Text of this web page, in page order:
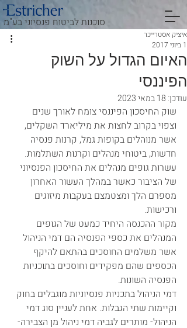
סוכנות לביטוח פנסיוני בע"מ
האיום הגדול על השוק
הפיננסי
איציק אסטרייכר
1 ביוני 2017
עודכן: 18 במאי 2023
שוק החיסכון הפיננסי צומח לאורך שנים
וצפוי בקרוב לחצות את מיליארד השקלים,
אשר מנוהלים בקופות גמל, קרנות פנסיה
חדשות, ביטוחי מנהלים וקרנות השתלמות.
עשרות גופים מנהלים את החיסכון הפנסיוני
של הציבור כאשר במהלך העשור האחרון
מספרם הלך ומצטמצם בעקבות מיזוגים
ורכישות.
מקור ההכנסה היחיד כמעט של הגופים
המנהלים את כספי הפנסיה הם דמי הניהול
אשר משלמים החוסכים בהתאם להיקף
הכספים שהם מפקידים וחוסכים בתוכניות
הפנסיה השונות.
דמי הניהול בתכניות פנסיוניות מוגבלים בחוק
וקיימות שתי הגבלות. אחת לעניין סוג דמי
הניהול- מותרים לגביה דמי ניהול מן הצבירה-